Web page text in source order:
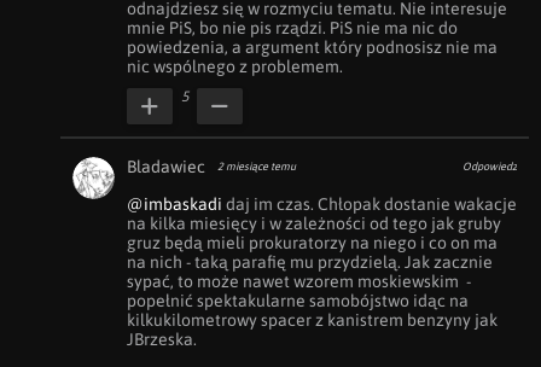
odnajdziesz się w rozmyciu tematu. Nie interesuje
mnie PiS, bo nie pis rządzi. PiS nie ma nic do
powiedzenia, a argument który podnosisz nie ma
nic wspólnego z problemem.
5
Bladawiec 2 miesiące temu Odpowiedz
@imbaskadi daj im czas. Chłopak dostanie wakacje
na kilka miesięcy i w zależności od tego jak gruby
gruz będą mieli prokuratorzy na niego i co on ma
na nich - taką parafię mu przydzielą. Jak zacznie
sypać, to może nawet wzorem moskiewskim  -
popełnić spektakularne samobójstwo idąc na
kilkukilometrowy spacer z kanistrem benzyny jak
JBrzeska.